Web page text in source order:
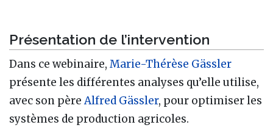
Présentation de l’intervention
Dans ce webinaire, Marie-Thérèse Gässler
présente les différentes analyses qu’elle utilise,
avec son pèreAlfred Gässler, pour optimiser les
systèmes de production agricoles.